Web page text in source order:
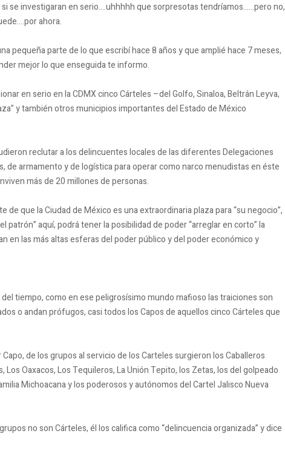
se investigaran en serio….uhhhhh que sorpresotas tendríamos……pero no,
ahora.
pequeña parte de lo que escribí hace 8 años y que amplié hace 7 meses,
mejor lo que enseguida te informo.
en serio en la CDMX cinco Cárteles –del Golfo, Sinaloa, Beltrán Leyva,
y también otros municipios importantes del Estado de México
reclutar a los delincuentes locales de las diferentes Delegaciones
de armamento y de logística para operar como narco menudistas en éste
más de 20 millones de personas.
de que la Ciudad de México es una extraordinaria plaza para “su negocio”,
patrón” aquí, podrá tener la posibilidad de poder “arreglar en corto” la
en las más altas esferas del poder público y del poder económico y
tiempo, como en ese peligrosísimo mundo mafioso las traiciones son
o andan prófugos, casi todos los Capos de aquellos cinco Cárteles que
de los grupos al servicio de los Carteles surgieron los Caballeros
Los Oaxacos, Los Tequileros, La Unión Tepito, los Zetas, los del golpeado
Michoacana y los poderosos y autónomos del Cartel Jalisco Nueva
no son Cárteles, él los califica como “delincuencia organizada” y dice